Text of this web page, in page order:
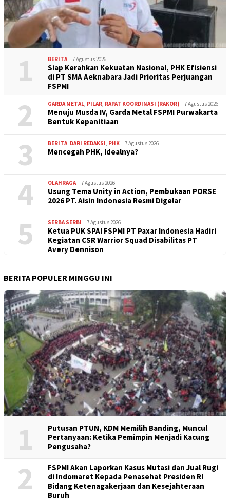
1 BERITA 7 Agustus 2026
Siap Kerahkan Kekuatan Nasional, PHK Efisiensi
di PT SMA Aeknabara Jadi Prioritas Perjuangan
FSPMI
2 GARDA METAL, PILAR, RAPAT KOORDINASI (RAKOR) 7 Agustus 2026
Menuju Musda IV, Garda Metal FSPMI Purwakarta
Bentuk Kepanitiaan
3 BERITA, DARI REDAKSI, PHK 7 Agustus 2026
Mencegah PHK, Idealnya?
4 OLAHRAGA 7 Agustus 2026
Usung Tema Unity in Action, Pembukaan PORSE
2026 PT. Aisin Indonesia Resmi Digelar
5 SERBA SERBI 7 Agustus 2026
Ketua PUK SPAI FSPMI PT Paxar Indonesia Hadiri
Kegiatan CSR Warrior Squad Disabilitas PT
Avery Dennison
BERITA POPULER MINGGU INI
1
Putusan PTUN, KDM Memilih Banding, Muncul
Pertanyaan: Ketika Pemimpin Menjadi Kacung
Pengusaha?
2
FSPMI Akan Laporkan Kasus Mutasi dan Jual Rugi
di Indomaret Kepada Penasehat Presiden RI
Bidang Ketenagakerjaan dan Kesejahteraan
Buruh